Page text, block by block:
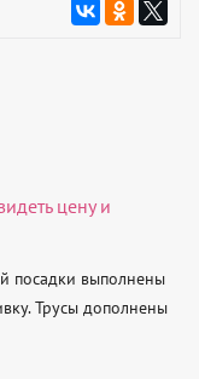
цену и
посадки выполнены
Трусы дополнены